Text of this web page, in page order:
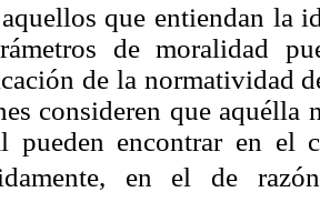
que entiendan la
de moralidad
de la normatividad
consideren que aquélla
pueden encontrar en el
en el de